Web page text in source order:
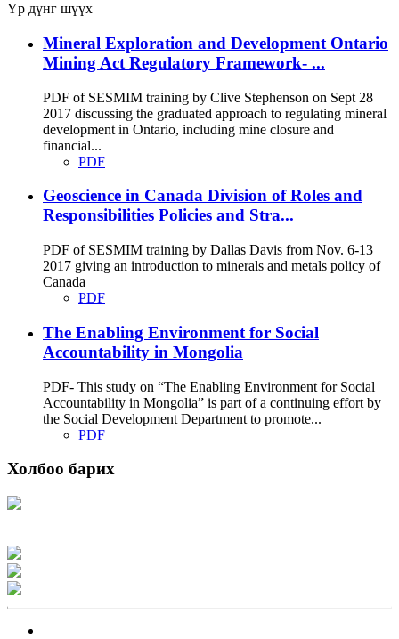
Үр дүнг шүүх
Mineral Exploration and Development Ontario
Mining Act Regulatory Framework- ...
PDF of SESMIM training by Clive Stephenson on Sept 28
2017 discussing the graduated approach to regulating mineral
development in Ontario, including mine closure and
financial...
PDF
Geoscience in Canada Division of Roles and
Responsibilities Policies and Stra...
PDF of SESMIM training by Dallas Davis from Nov. 6-13
2017 giving an introduction to minerals and metals policy of
Canada
PDF
The Enabling Environment for Social
Accountability in Mongolia
PDF- This study on “The Enabling Environment for Social
Accountability in Mongolia” is part of a continuing effort by
the Social Development Department to promote...
PDF
Холбоо барих